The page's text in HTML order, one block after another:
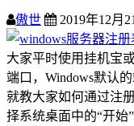
傲世 2019年12月
大家平时使用挂机宝
端口，Windows默认
就教大家如何通过注
择系统桌面中的“开始